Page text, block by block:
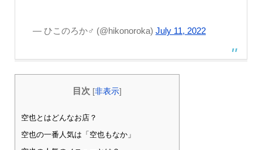
— ひこのろか♂ (@hikonoroka) July 11, 2022
目次 [非表示]
空也とはどんなお店？
空也の一番人気は「空也もなか」